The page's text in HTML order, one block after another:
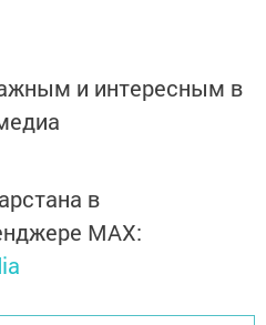
и интересным в
в
MАХ: